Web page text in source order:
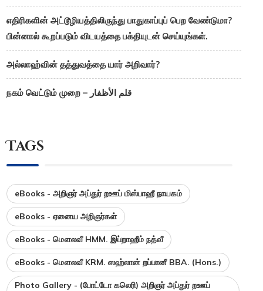
எதிரிகளின் அட்டூழியத்திலிருந்து பாதுகாப்புப் பெற வேண்டுமா?
பின்னால் கூறப்படும் விடயத்தை பக்தியுடன் செய்யுங்கள்.
அல்லாஹ்வின் தத்துவத்தை யார் அறிவார்?
நகம் வெட்டும் முறை – قلم الأظفار
Tags
eBooks - அறிஞர் அப்துர் றஊப் மிஸ்பாஹீ நாயகம்
eBooks - ஏனைய அறிஞர்கள்
eBooks - மௌலவீ HMM. இப்றாஹீம் நத்வீ
eBooks - மௌலவீ KRM. ஸஹ்லான் றப்பானீ BBA. (Hons.)
Photo Gallery - (போட்டோ கலெரி) அறிஞர் அப்துர் றஊப்